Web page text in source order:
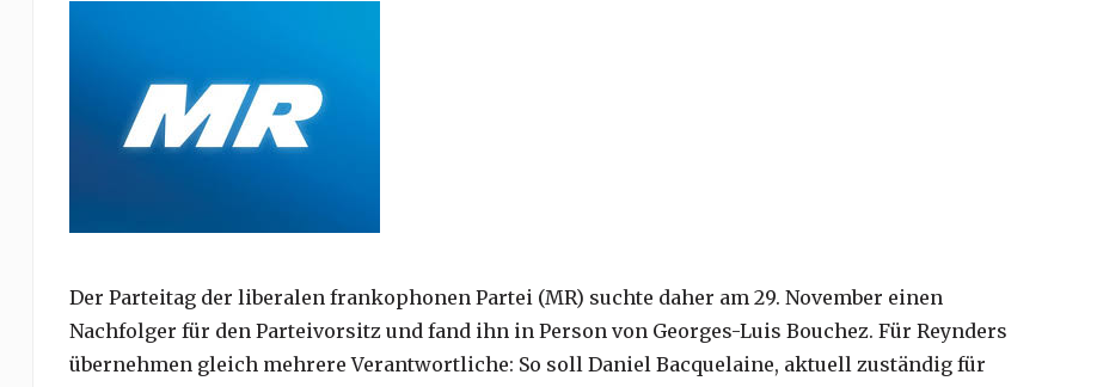
Der Parteitag der liberalen frankophonen Partei (MR) suchte daher am 29. November einen
Nachfolger für den Parteivorsitz und fand ihn in Person von Georges-Luis Bouchez. Für Reynders
übernehmen gleich mehrere Verantwortliche: So soll Daniel Bacquelaine, aktuell zuständig für